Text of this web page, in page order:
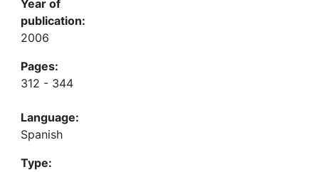
Year of
publication:
2006
Pages:
312 - 344
Language:
Spanish
Type: